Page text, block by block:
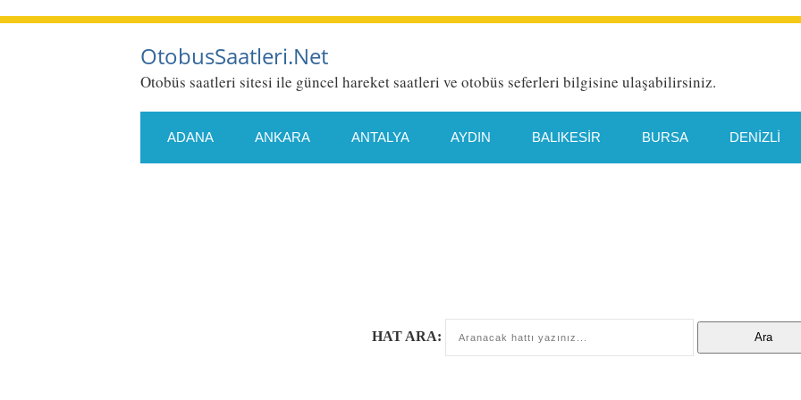
OtobusSaatleri.Net
Otobüs saatleri sitesi ile güncel hareket saatleri ve otobüs seferleri bilgisine ulaşabilirsiniz.
ADANA ANKARA ANTALYA AYDIN BALIKESIR BURSA DENIZLI
HAT ARA: